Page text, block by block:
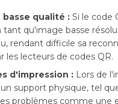
basse qualité : Si le code
tant qu'image basse
rendant difficile sa
les lecteurs de codes QR.
d'impression : Lors de
support physique, tel
problèmes comme une